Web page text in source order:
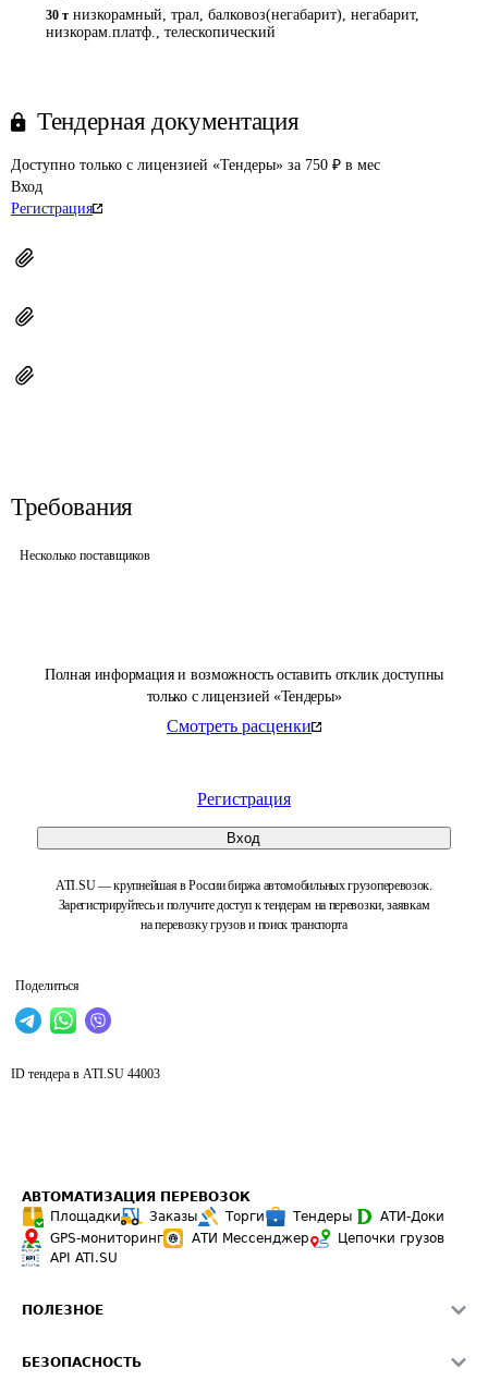
Полная информация и возможность оставить отклик доступны
только с лицензией «Тендеры»
Смотреть расценки
Регистрация
Вход
ATI.SU — крупнейшая в России биржа автомобильных грузоперевозок.
Зарегистрируйтесь и получите доступ к тендерам на перевозки, заявкам
на перевозку грузов и поиск транспорта
Поделиться
30 т низкорамный, трал, балковоз(негабарит), негабарит,
низкорам.платф., телескопический
Тендерная документация
Доступно только с лицензией «Тендеры» за 750 ₽ в мес
Вход
Регистрация
Требования
Несколько поставщиков
ID тендера в ATI.SU 44003
АВТОМАТИЗАЦИЯ ПЕРЕВОЗОК
Площадки
Заказы Торги Тендеры
АТИ-Доки
GPS-мониторинг
АТИ Мессенджер
Цепочки грузов
API ATI.SU
ПОЛЕЗНОЕ
БЕЗОПАСНОСТЬ